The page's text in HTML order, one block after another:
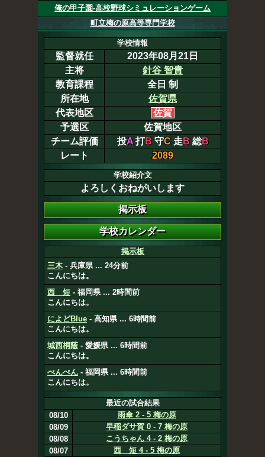
俺の甲子園-高校野球シミュレーションゲーム
町立梅の原高等専門学校
学校情報
監督就任
2023年08月21日
主将
針谷 智貴
教育課程
全日 制
所在地
佐賀県
代表地区
佐賀
予選区
佐賀地区
チーム評価
投A打B守C走 B総B
レート
2089
学校紹介文
よろしくおねがいします
掲示板
三木 - 兵庫県 ... 24分前
こんにちは。
西 短 - 福岡県 ... 2時間前
こんにちは。
によどBlue - 高知県 ... 6時間前
こんにちは。
城西桐蔭 - 愛媛県 ... 6時間前
こんにちは。
ぺんぺん - 福岡県 ... 6時間前
こんにちは。
最近の試合結果
08/10
雨傘 2 - 5 梅の原
08/09
早稲ダサ賀 0 - 7 梅の原
08/08
こうちゃん 4 - 2 梅の原
08/07
西 短 4 - 5 梅の原